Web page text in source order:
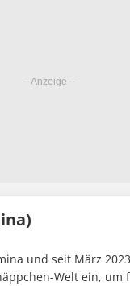
und seit März
Welt ein,